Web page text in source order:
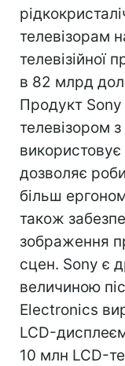
телевізорам
телевізійної
в 82 млрд
Продукт Sony
телевізором
використовує
дозволяє
більш
також
зображення
сцен. Sony є
величиною
Electronics
LCD-
10 млн LCD-